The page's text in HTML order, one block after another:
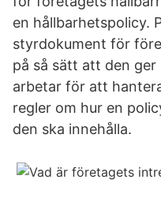
en hållbarhetspolicy.
styrdokument för
på så sätt att den
arbetar för att
regler om hur en
den ska innehålla.